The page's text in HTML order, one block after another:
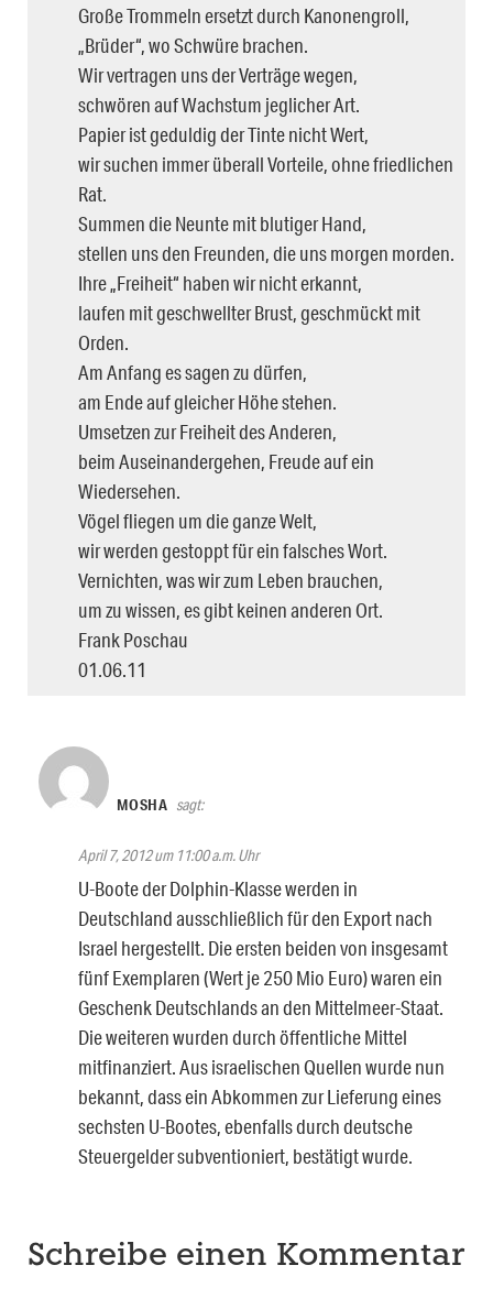
Große Trommeln ersetzt durch Kanonengroll,
„Brüder“, wo Schwüre brachen.
Wir vertragen uns der Verträge wegen,
schwören auf Wachstum jeglicher Art.
Papier ist geduldig der Tinte nicht Wert,
wir suchen immer überall Vorteile, ohne friedlichen
Rat.
Summen die Neunte mit blutiger Hand,
stellen uns den Freunden, die uns morgen morden.
Ihre „Freiheit“ haben wir nicht erkannt,
laufen mit geschwellter Brust, geschmückt mit
Orden.
Am Anfang es sagen zu dürfen,
am Ende auf gleicher Höhe stehen.
Umsetzen zur Freiheit des Anderen,
beim Auseinandergehen, Freude auf ein
Wiedersehen.
Vögel fliegen um die ganze Welt,
wir werden gestoppt für ein falsches Wort.
Vernichten, was wir zum Leben brauchen,
um zu wissen, es gibt keinen anderen Ort.
Frank Poschau
01.06.11
MOSHA sagt:
April 7, 2012 um 11:00 a.m. Uhr
U-Boote der Dolphin-Klasse werden in
Deutschland ausschließlich für den Export nach
Israel hergestellt. Die ersten beiden von insgesamt
fünf Exemplaren (Wert je 250 Mio Euro) waren ein
Geschenk Deutschlands an den Mittelmeer-Staat.
Die weiteren wurden durch öffentliche Mittel
mitfinanziert. Aus israelischen Quellen wurde nun
bekannt, dass ein Abkommen zur Lieferung eines
sechsten U-Bootes, ebenfalls durch deutsche
Steuergelder subventioniert, bestätigt wurde.
Schreibe einen Kommentar